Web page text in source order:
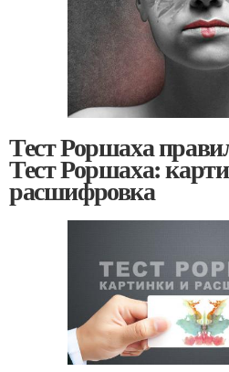
Тест Роршаха
Тест Роршаха:
расшифровка